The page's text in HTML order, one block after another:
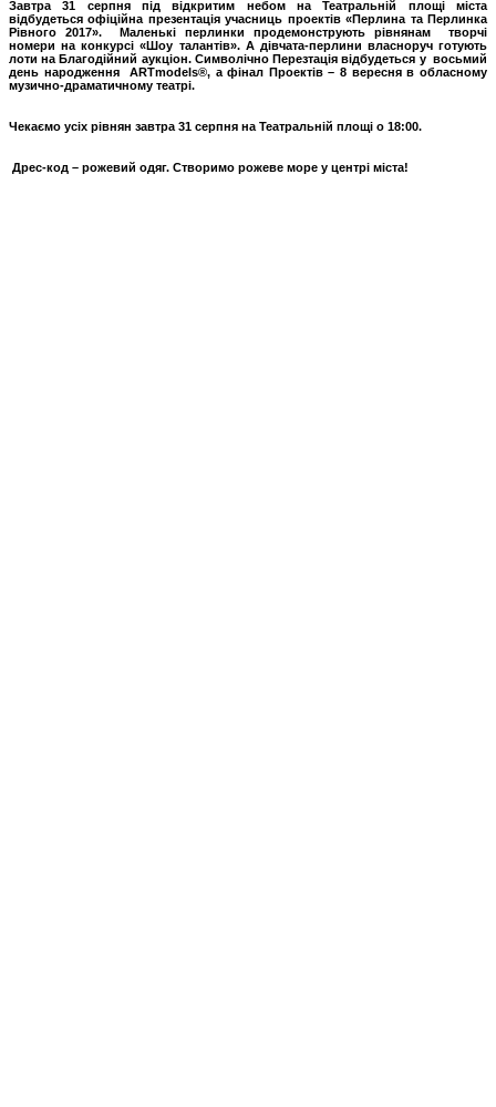
Завтра 31 серпня під відкритим небом на Театральній площі міста
відбудеться офіційна презентація учасниць проектів «Перлина та Перлинка
Рівного 2017». Маленькі перлинки продемонструють рівнянам творчі
номери на конкурсі «Шоу талантів». А дівчата-перлини власноруч готують
лоти на Благодійний аукціон. Символічно Перезтація відбудеться у восьмий
день народження ARTmodels®, а фінал Проектів – 8 вересня в обласному
музично-драматичному театрі.
Чекаємо усіх рівнян завтра 31 серпня на Театральній площі о 18:00.
Дрес-код – рожевий одяг. Створимо рожеве море у центрі міста!